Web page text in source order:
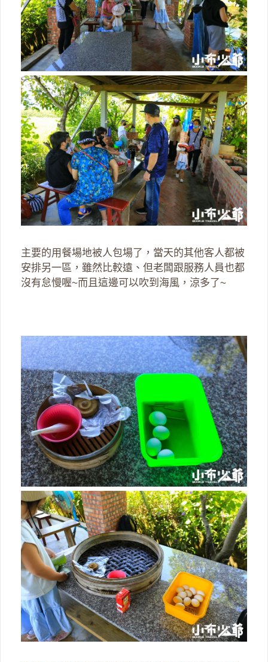
主要的用餐場地被人包場了，當天的其他客人都被
安排另一區，雖然比較遠、但老闆跟服務人員也都
沒有怠慢喔~而且這邊可以吹到海風，涼多了~